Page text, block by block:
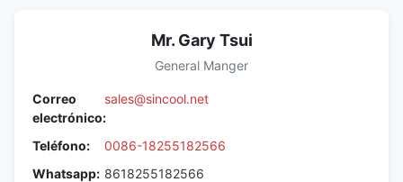
Mr. Gary Tsui
General Manger
Correo
electrónico:
sales@sincool.net
Teléfono:
0086-18255182566
Whatsapp: 8618255182566